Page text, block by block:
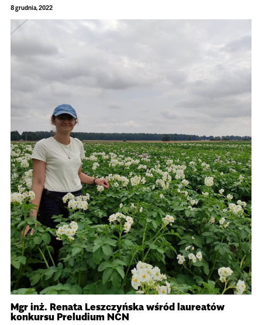
8 grudnia, 2022
Mgr inż. Renata Leszczyńska wśród laureatów
konkursu Preludium NCN